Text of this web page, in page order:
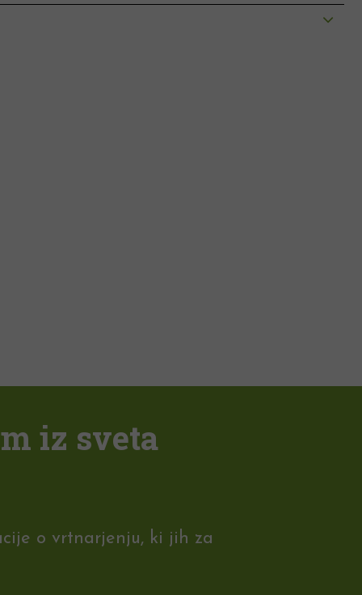
iz sveta
o vrtnarjenju, ki jih za